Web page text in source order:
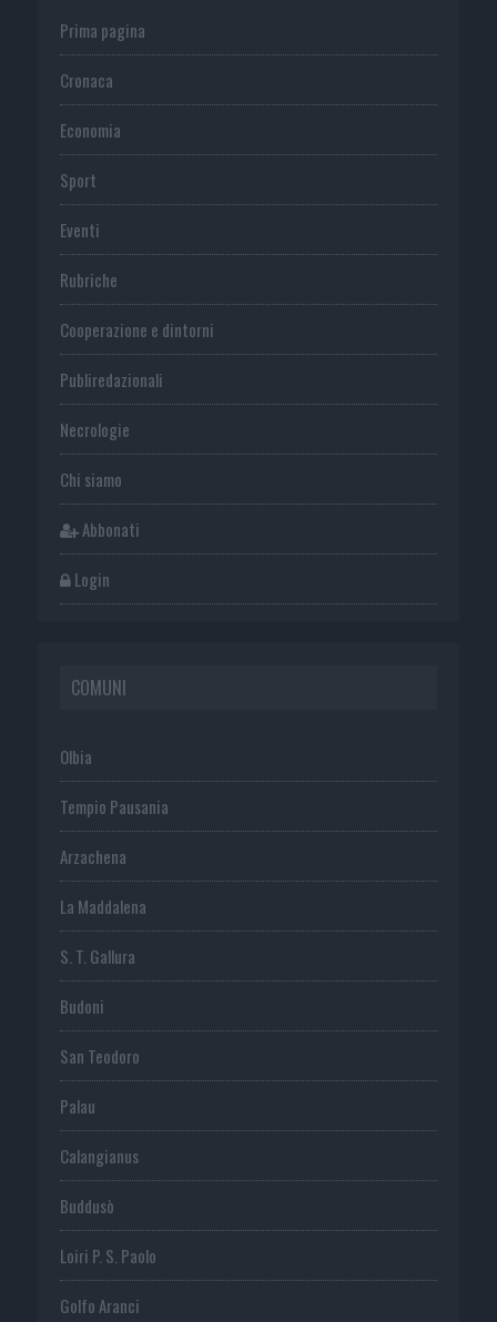
Prima pagina
Cronaca
Economia
Sport
Eventi
Rubriche
Cooperazione e dintorni
Publiredazionali
Necrologie
Chi siamo
Abbonati
Login
COMUNI
Olbia
Tempio Pausania
Arzachena
La Maddalena
S. T. Gallura
Budoni
San Teodoro
Palau
Calangianus
Buddusò
Loiri P. S. Paolo
Golfo Aranci